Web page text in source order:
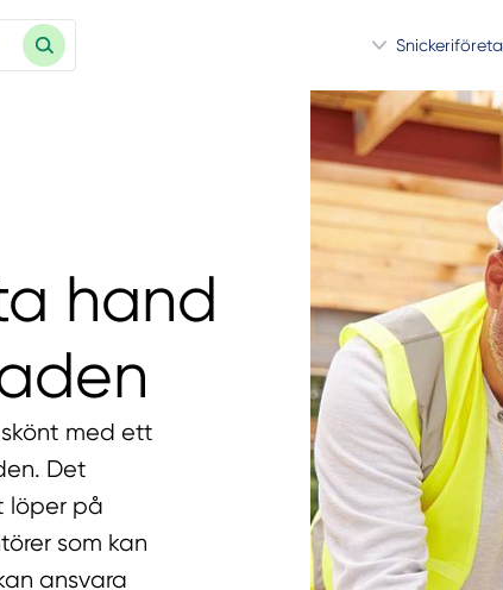
hand
med ett
Det
löper på
som kan
ansvara